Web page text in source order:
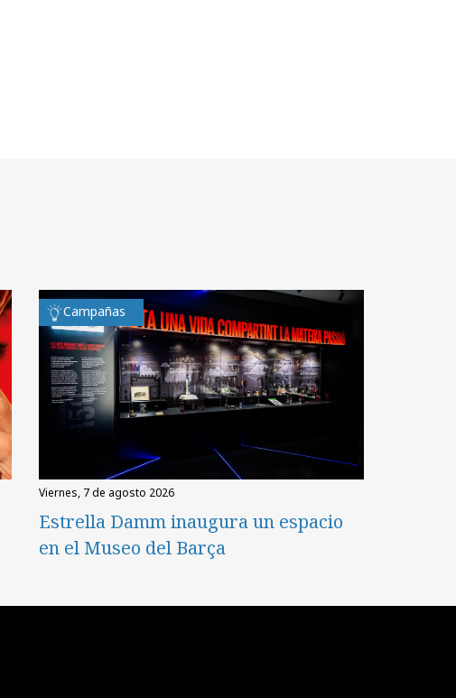
Campañas
viernes, 7 de agosto 2026
Estrella Damm inaugura un espacio
en el Museo del Barça